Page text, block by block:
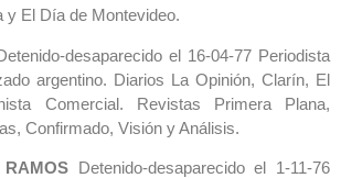
y El Día de Montevideo.
desaparecido el 16-04-77 Periodista
argentino. Diarios La Opinión, Clarín, El
Comercial. Revistas Primera Plana,
Confirmado, Visión y Análisis.
Detenido-desaparecido el 1-11-76